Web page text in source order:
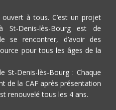
à tous. C’est un projet
St-Denis-lès-Bourg est de
se rencontrer, d’avoir des
pour tous les âges de la
St-Denis-lès-Bourg : Chaque
de la CAF après présentation
renouvelé tous les 4 ans.